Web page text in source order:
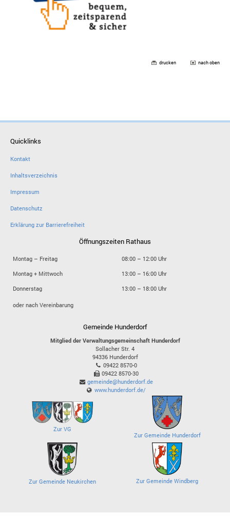
drucken nach oben
Quicklinks
Kontakt
Inhaltsverzeichnis
Impressum
Datenschutz
Erklärung zur Barrierefreiheit
Öffnungszeiten Rathaus
Montag – Freitag
08:00 – 12:00 Uhr
Montag + Mittwoch
13:00 – 16:00 Uhr
Donnerstag
13:00 – 18:00 Uhr
oder nach Vereinbarung
Gemeinde Hunderdorf
Mitglied der Verwaltungsgemeinschaft Hunderdorf
Sollacher Str. 4
94336 Hunderdorf
09422 8570-0
09422 8570-30
gemeinde@hunderdorf.de
www.hunderdorf.de/
Zur VG
Zur Gemeinde Hunderdorf
Zur Gemeinde Neukirchen Zur Gemeinde Windberg